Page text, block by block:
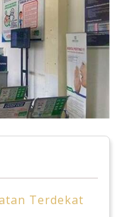
Terdekat